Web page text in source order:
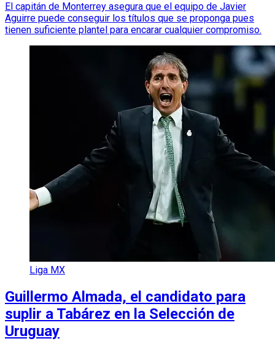
El capitán de Monterrey asegura que el equipo de Javier
Aguirre puede conseguir los títulos que se proponga pues
tienen suficiente plantel para encarar cualquier compromiso.
Liga MX
Guillermo Almada, el candidato para
suplir a Tabárez en la Selección de
Uruguay